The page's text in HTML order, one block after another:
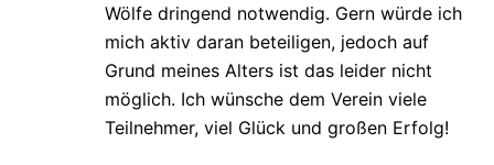
Wölfe dringend notwendig. Gern würde ich
mich aktiv daran beteiligen, jedoch auf
Grund meines Alters ist das leider nicht
möglich. Ich wünsche dem Verein viele
Teilnehmer, viel Glück und großen Erfolg!